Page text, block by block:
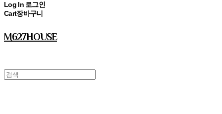
Log In 로그인
Cart장바구니
M627HOUSE